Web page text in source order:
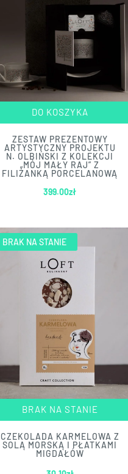
DO KOSZYKA
ZESTAW PREZENTOWY
ARTYSTYCZNY PROJEKTU
N. OLBIŃSKI Z KOLEKCJI
„MÓJ MAŁY RAJ” Z
FILIŻANKĄ PORCELANOWĄ
399.00zł
BRAK NA STANIE
BRAK NA STANIE
CZEKOLADA KARMELOWA Z
SOLĄ MORSKĄ I PŁATKAMI
MIGDAŁÓW